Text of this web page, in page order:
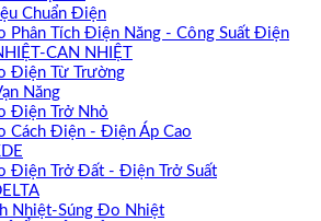
Chuẩn Điện
Phân Tích Điện Năng - Công Suất Điện
CAN NHIỆT
Điện Từ Trường
Năng
Điện Trở Nhỏ
Cách Điện - Điện Áp Cao
Điện Trở Đất - Điện Trở Suất
Nhiệt-Súng Đo Nhiệt